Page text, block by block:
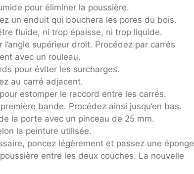
pour éliminer la poussière.
un enduit qui bouchera les pores du bois.
fluide, ni trop épaisse, ni trop liquide.
supérieur droit. Procédez par carrés
avec un rouleau.
pour éviter les surcharges.
au carré adjacent.
estomper le raccord entre les carrés.
bande. Procédez ainsi jusqu’en bas.
la porte avec un pinceau de 25 mm.
la peinture utilisée.
poncez légèrement et passez une éponge
entre les deux couches. La nouvelle